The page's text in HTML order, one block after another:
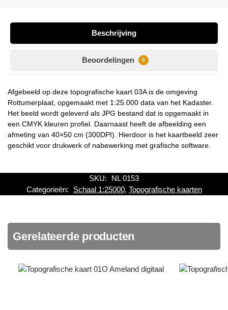
Beschrijving
Beoordelingen 0
Afgebeeld op deze topografische kaart 03A is de omgeving
Rottumerplaat, opgemaakt met 1:25.000 data van het Kadaster.
Het beeld wordt geleverd als JPG bestand dat is opgemaakt in
een CMYK kleuren profiel. Daarnaast heeft de afbeelding een
afmeting van 40×50 cm (300DPI). Hierdoor is het kaartbeeld zeer
geschikt voor drukwerk of nabewerking met grafische software.
SKU:
NL 0153
Categorieën:
Schaal 1:25000, Topografische kaarten
Gerelateerde producten